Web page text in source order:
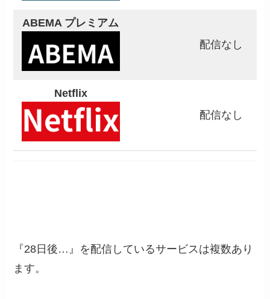
ABEMA プレミアム
配信なし
Netflix
配信なし
『28日後…』を配信しているサービスは複数あり
ます。